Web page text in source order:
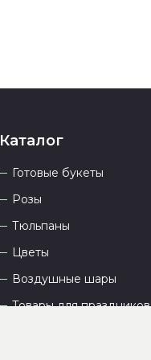
Каталог
Готовые букеты
Розы
Тюльпаны
Цветы
Воздушные шары
Товары для праздников